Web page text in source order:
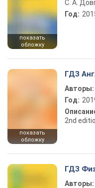
показать
обложку
С. А.
Год:
показать
обложку
ГДЗ
Авторы:
Год:
2nd
ГДЗ
Авторы: